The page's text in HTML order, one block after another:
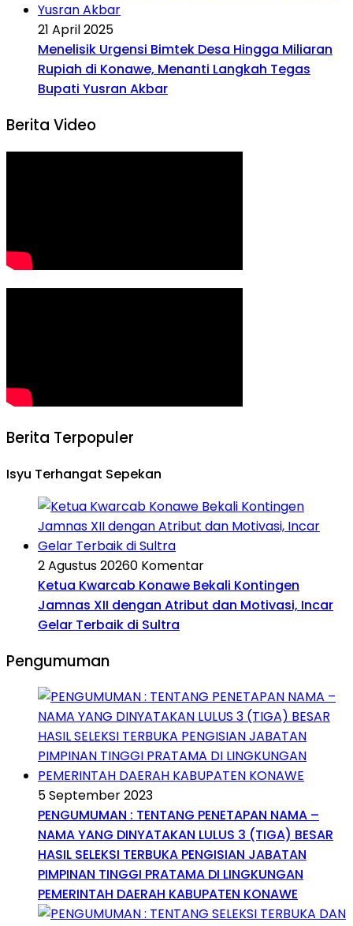
21 April 2025
Menelisik Urgensi Bimtek Desa Hingga Miliaran
Rupiah di Konawe, Menanti Langkah Tegas
Bupati Yusran Akbar
Berita Video
Berita Terpopuler
Isyu Terhangat Sepekan
2 Agustus 20260 Komentar
Ketua Kwarcab Konawe Bekali Kontingen
Jamnas XII dengan Atribut dan Motivasi, Incar
Gelar Terbaik di Sultra
Pengumuman
5 September 2023
PENGUMUMAN : TENTANG PENETAPAN NAMA –
NAMA YANG DINYATAKAN LULUS 3 (TIGA) BESAR
HASIL SELEKSI TERBUKA PENGISIAN JABATAN
PIMPINAN TINGGI PRATAMA DI LINGKUNGAN
PEMERINTAH DAERAH KABUPATEN KONAWE